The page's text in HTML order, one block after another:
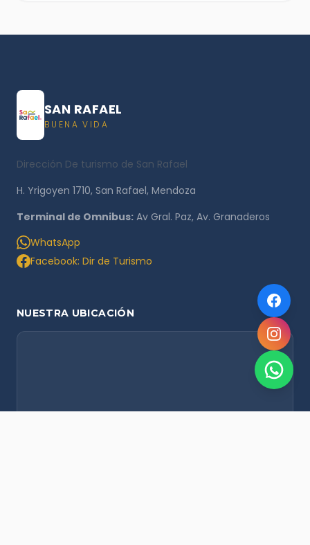
SAN RAFAEL
BUENA VIDA
Dirección De turismo de San Rafael
H. Yrigoyen 1710, San Rafael, Mendoza
Terminal de Omnibus: Av Gral. Paz, Av. Granaderos
WhatsApp
Facebook: Dir de Turismo
NUESTRA UBICACIÓN